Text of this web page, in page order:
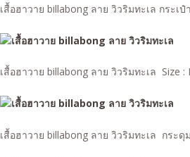
เสื้อฮาวาย billabong ลาย วิวริมทะเล กระเป๋
เสื้อฮาวาย billabong ลาย วิวริมทะเล Size :
เสื้อฮาวาย billabong ลาย วิวริมทะเล กระดุ